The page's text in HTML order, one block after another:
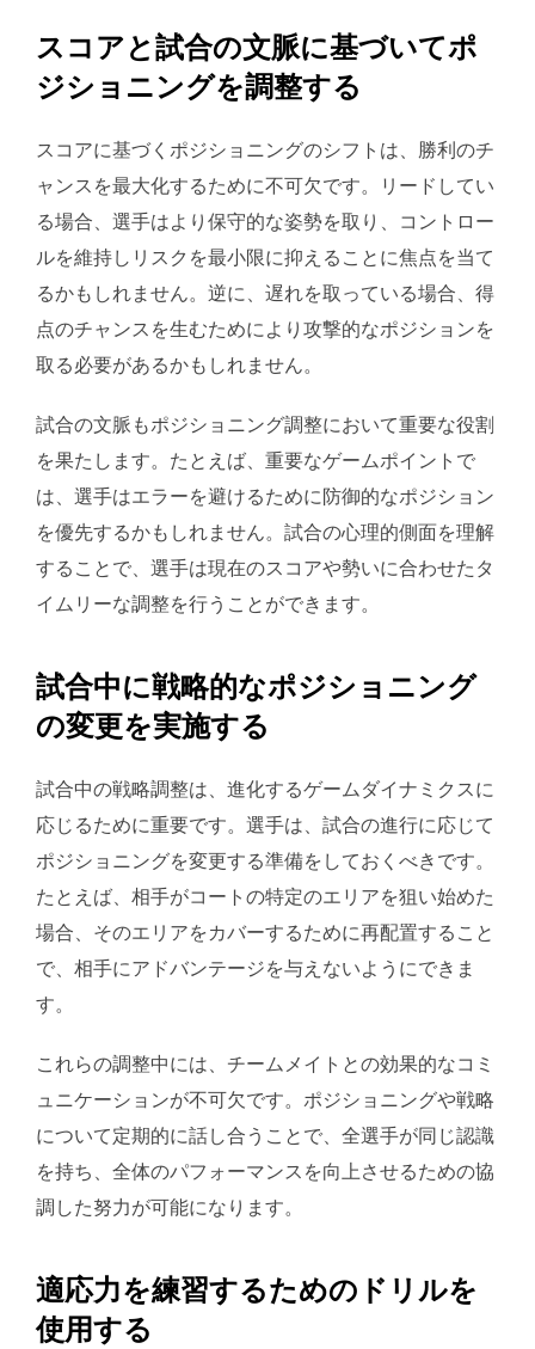
スコアと試合の文脈に基づいてポ
ジショニングを調整する
スコアに基づくポジショニングのシフトは、勝利のチ
ャンスを最大化するために不可欠です。リードしてい
る場合、選手はより保守的な姿勢を取り、コントロー
ルを維持しリスクを最小限に抑えることに焦点を当て
るかもしれません。逆に、遅れを取っている場合、得
点のチャンスを生むためにより攻撃的なポジションを
取る必要があるかもしれません。
試合の文脈もポジショニング調整において重要な役割
を果たします。たとえば、重要なゲームポイントで
は、選手はエラーを避けるために防御的なポジション
を優先するかもしれません。試合の心理的側面を理解
することで、選手は現在のスコアや勢いに合わせたタ
イムリーな調整を行うことができます。
試合中に戦略的なポジショニング
の変更を実施する
試合中の戦略調整は、進化するゲームダイナミクスに
応じるために重要です。選手は、試合の進行に応じて
ポジショニングを変更する準備をしておくべきです。
たとえば、相手がコートの特定のエリアを狙い始めた
場合、そのエリアをカバーするために再配置すること
で、相手にアドバンテージを与えないようにできま
す。
これらの調整中には、チームメイトとの効果的なコミ
ュニケーションが不可欠です。ポジショニングや戦略
について定期的に話し合うことで、全選手が同じ認識
を持ち、全体のパフォーマンスを向上させるための協
調した努力が可能になります。
適応力を練習するためのドリルを
使用する